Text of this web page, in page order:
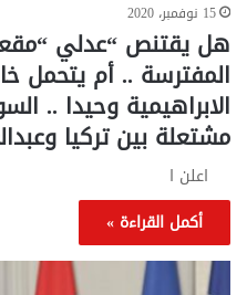
15 نوفمبر، 2020
هل يقتنص “عدلي
المفترسة .. أم يتحمل
الابراهيمية وحيدا ..
مشتعلة بين تركيا
اعلن ا
أكمل القراءة »